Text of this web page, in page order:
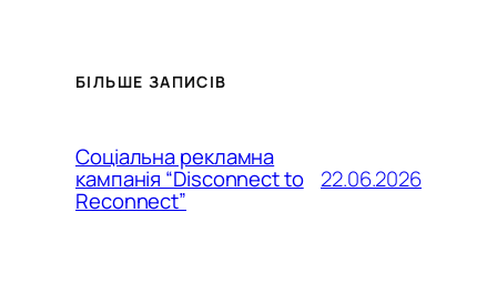
БІЛЬШЕ ЗАПИСІВ
Соціальна рекламна
кампанія “Disconnect to
Reconnect”
22.06.2026